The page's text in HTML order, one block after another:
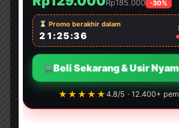
Rp185.000 -30%
Promo berakhir dalam
21:25:33
Beli Sekarang & Usir
★★★★★ 4.8/5 · 12.400+